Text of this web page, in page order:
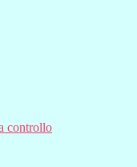
controllo